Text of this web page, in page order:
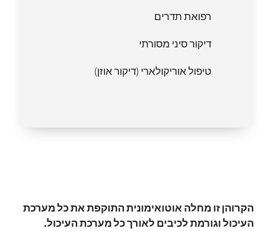
רפואת תדרים
דיקור סיני מסורתי
טיפול אוריקולארי (דיקור אוזן)
הקרוהן זו מחלה אוטואימונית התוקפת את כל מערכת
העיכול וגורמת לכיבים לאורך כל מערכת העיכול.